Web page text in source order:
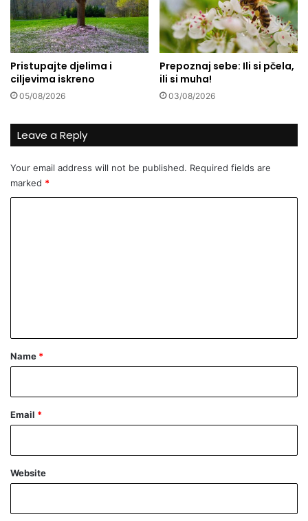
,
B
i
H
i
C
r
r
a
s
i
o
a
n
i
u
,
a
Pristupajte djelima i
ciljevima iskreno
05/08/2026
Prepoznaj sebe: Ili si pčela,
ili si muha!
03/08/2026
Leave a Reply
Your email address will not be published. Required fields are
marked *
*
Name *
Email *
Website